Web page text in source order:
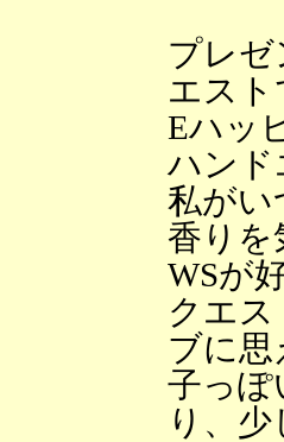
プレ
エスト
Eハッ
ハンド
私がい
香りを
WSが
クエ
ブに思
子っぽ
り、